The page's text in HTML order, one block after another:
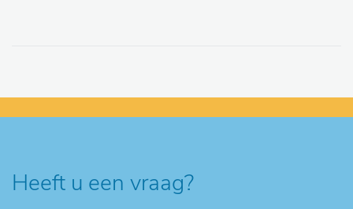
Heeft u een vraag?